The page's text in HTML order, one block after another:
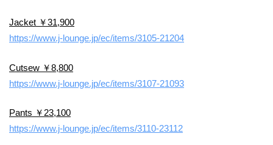
Jacket ￥31,900
https://www.j-lounge.jp/ec/items/3105-21204
Cutsew ￥8,800
https://www.j-lounge.jp/ec/items/3107-21093
Pants ￥23,100
https://www.j-lounge.jp/ec/items/3110-23112